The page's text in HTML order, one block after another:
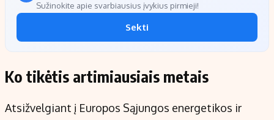
Sužinokite apie svarbiausius įvykius pirmieji!
Sekti
Ko tikėtis artimiausiais metais
Atsižvelgiant į Europos Sąjungos energetikos ir